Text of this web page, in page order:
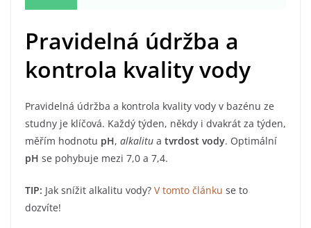
Pravidelná údržba a
kontrola kvality vody
Pravidelná údržba a kontrola kvality vody v bazénu ze
studny je klíčová. Každý týden, někdy i dvakrát za týden,
měřím hodnotu pH, alkalitu a tvrdost vody. Optimální
pH se pohybuje mezi 7,0 a 7,4.
TIP: Jak snížit alkalitu vody? V tomto článku se to
dozvíte!